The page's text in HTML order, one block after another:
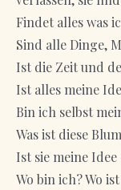
Findet alles was
Sind alle Dinge,
Ist die Zeit und
Ist alles meine
Bin ich selbst
Was ist diese
Ist sie meine
Wo bin ich? Wo